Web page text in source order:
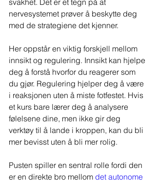
svakhet. Det er et tegn på at
nervesystemet prøver å beskytte deg
med de strategiene det kjenner.
Her oppstår en viktig forskjell mellom
innsikt og regulering. Innsikt kan hjelpe
deg å forstå hvorfor du reagerer som
du gjør. Regulering hjelper deg å være
i reaksjonen uten å miste fotfestet. Hvis
et kurs bare lærer deg å analysere
følelsene dine, men ikke gir deg
verktøy til å lande i kroppen, kan du bli
mer bevisst uten å bli mer rolig.
Pusten spiller en sentral rolle fordi den
er en direkte bro mellom det autonome